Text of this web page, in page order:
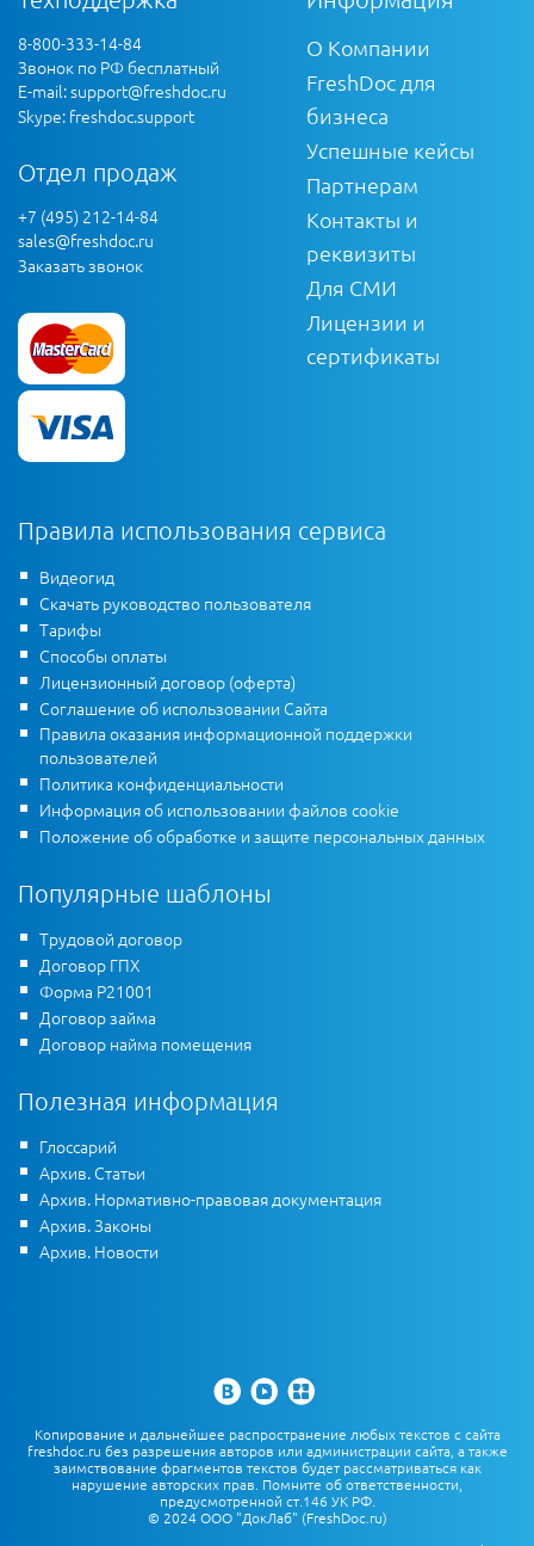
8-800-333-14-84
Звонок по РФ бесплатный
E-mail:support@freshdoc.ru
Skype: freshdoc.support
Отдел продаж
+7 (495) 212-14-84
sales@freshdoc.ru
Заказать звонок
О Компании
FreshDoc для
бизнеса
Успешные кейсы
Партнерам
Контакты и
реквизиты
Для СМИ
Лицензии и
сертификаты
Правила использования сервиса
Видеогид
Скачать руководство пользователя
Тарифы
Способы оплаты
Лицензионный договор (оферта)
Соглашение об использовании Сайта
Правила оказания информационной поддержки
пользователей
Политика конфиденциальности
Информация об использовании файлов cookie
Положение об обработке и защите персональных данных
Популярные шаблоны
Трудовой договор
Договор ГПХ
Форма Р21001
Договор займа
Договор найма помещения
Полезная информация
Глоссарий
Архив. Статьи
Архив. Нормативно-правовая документация
Архив. Законы
Архив. Новости
Копирование и дальнейшее распространение любых текстов с сайта
freshdoc.ru без разрешения авторов или администрации сайта, а также
заимствование фрагментов текстов будет рассматриваться как
нарушение авторских прав. Помните об ответственности,
предусмотренной ст.146 УК РФ.
© 2024 ООО "ДокЛаб" (FreshDoc.ru)